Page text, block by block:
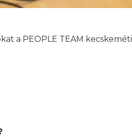
a PEOPLE TEAM kecskeméti